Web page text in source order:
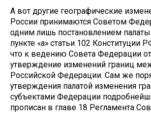
А вот другие географические
России принимаются Советом
одним лишь постановлением
пункте «а» статьи 102 Конституции
что к ведению Совета Федерации
утверждение изменений границ
Российской Федерации. Сам же
утверждения палатой изменения
субъектами Федерации
прописан в главе 18 Регламента